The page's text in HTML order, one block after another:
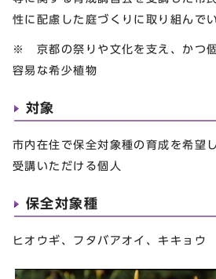
性に配慮した庭づくりに取り組んで
※ 京都の祭りや文化を支え、かつ
容易な希少植物
対象
市内在住で保全対象種の育成を希望
受講いただける個人
保全対象種
ヒオウギ、フタバアオイ、キキョウ